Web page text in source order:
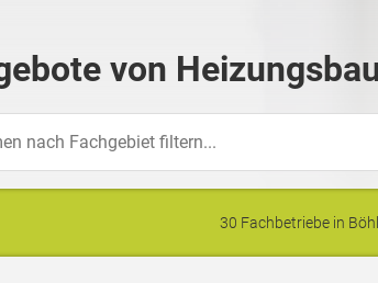
von
30 Fachbetriebe in